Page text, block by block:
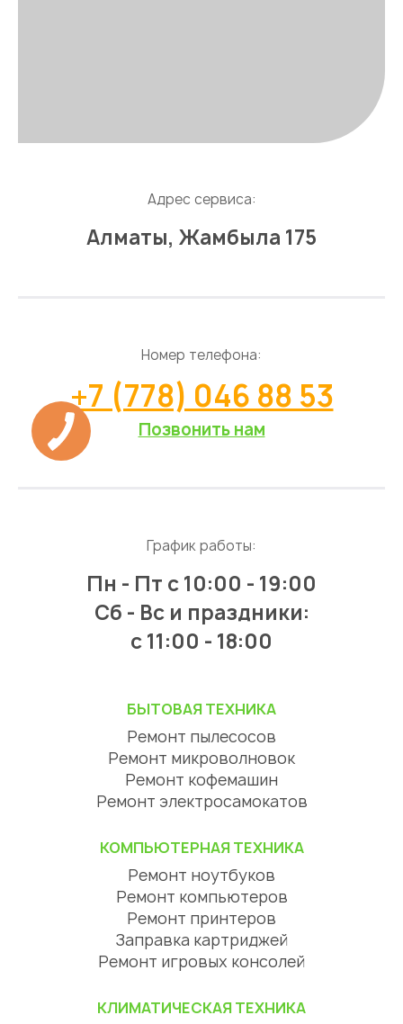
Адрес сервиса:
Алматы, Жамбыла 175
Номер телефона:
+7 (778) 046 88 53
Позвонить нам
График работы:
Пн - Пт с 10:00 - 19:00
Сб - Вс и праздники:
c 11:00 - 18:00
БЫТОВАЯ ТЕХНИКА
Ремонт пылесосов
Ремонт микроволновок
Ремонт кофемашин
Ремонт электросамокатов
КОМПЬЮТЕРНАЯ ТЕХНИКА
Ремонт ноутбуков
Ремонт компьютеров
Ремонт принтеров
Заправка картриджей
Ремонт игровых консолей
КЛИМАТИЧЕСКАЯ ТЕХНИКА